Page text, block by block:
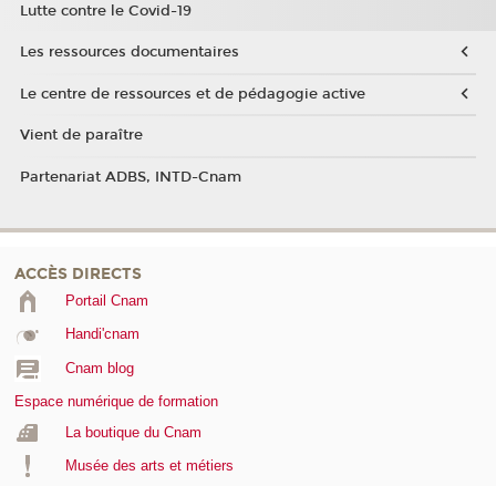
Lutte contre le Covid-19
Les ressources documentaires
Le centre de ressources et de pédagogie active
Vient de paraître
Partenariat ADBS, INTD-Cnam
ACCÈS DIRECTS
Portail Cnam
Handi'cnam
Cnam blog
Espace numérique de formation
La boutique du Cnam
Musée des arts et métiers